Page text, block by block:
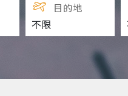
目的地